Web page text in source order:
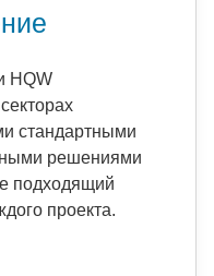
HQW
стандартными
решениями
подходящий
проекта.